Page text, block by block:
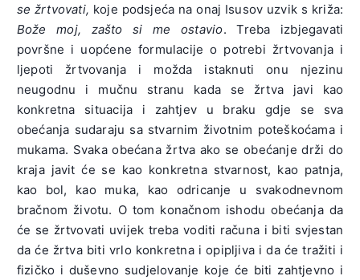
se žrtvovati, koje podsjeća na onaj Isusov uzvik s križa:
Bože moj, zašto si me ostavio. Treba izbjegavati
površne i uopćene formulacije o potrebi žrtvovanja i
ljepoti žrtvovanja i možda istaknuti onu njezinu
neugodnu i mučnu stranu kada se žrtva javi kao
konkretna situacija i zahtjev u braku gdje se sva
obećanja sudaraju sa stvarnim životnim poteškoćama i
mukama. Svaka obećana žrtva ako se obećanje drži do
kraja javit će se kao konkretna stvarnost, kao patnja,
kao bol, kao muka, kao odricanje u svakodnevnom
bračnom životu. O tom konačnom ishodu obećanja da
će se žrtvovati uvijek treba voditi računa i biti svjestan
da će žrtva biti vrlo konkretna i opipljiva i da će tražiti i
fizičko i duševno sudjelovanje koje će biti zahtjevno i